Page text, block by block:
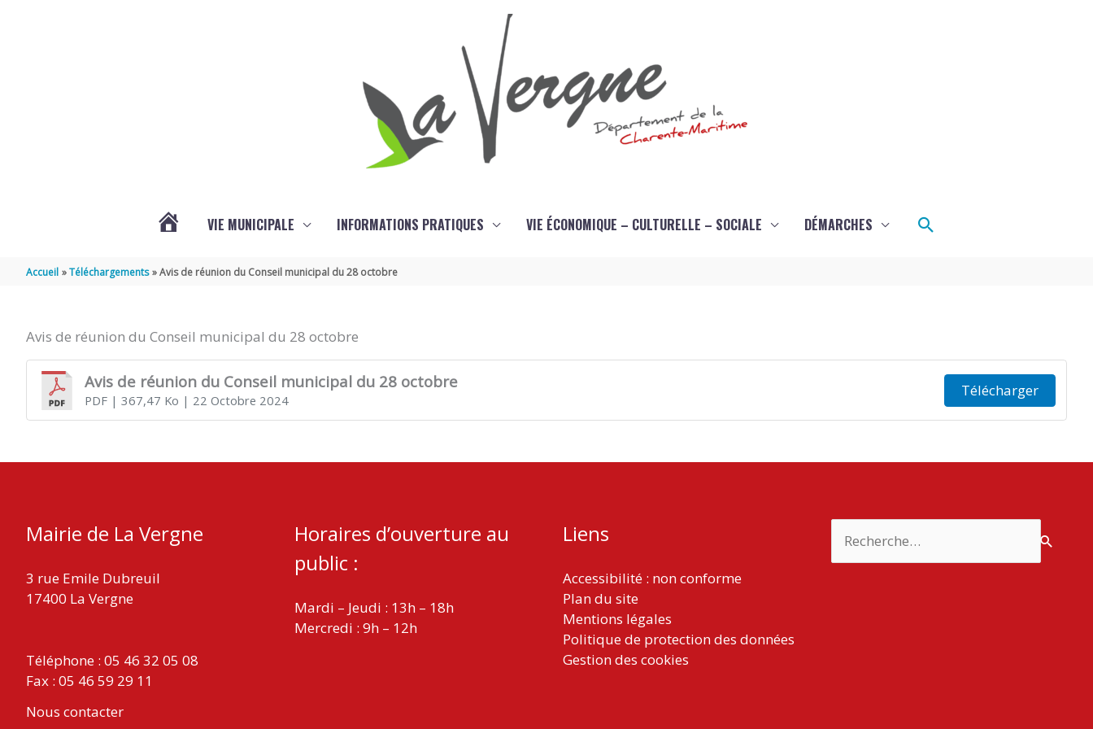
VERGNE
VIE MUNICIPALE INFORMATIONS PRATIQUES VIE ÉCONOMIQUE – CULTURELLE – SOCIALE DÉMARCHES Rechercher
Accueil Téléchargements Avis de réunion du Conseil municipal du 28 octobre
Avis de réunion du Conseil municipal du 28 octobre
Avis de réunion du Conseil municipal du 28 octobre
PDF| 367,47 Ko | 22 Octobre 2024
Télécharger
Mairie de La Vergne
3 rue Emile Dubreuil
17400 La Vergne
Téléphone : 05 46 32 05 08
Fax : 05 46 59 29 11
Nous contacter
Horaires d’ouverture au
public :
Mardi – Jeudi : 13h – 18h
Mercredi : 9h – 12h
Liens
Accessibilité : non conforme
Plan du site
Mentions légales
Politique de protection des données
Gestion des cookies